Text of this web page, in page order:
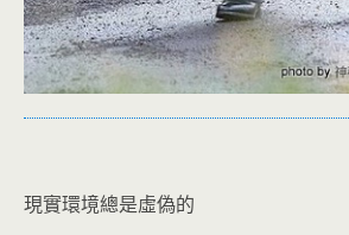
現實環境總是虛偽的